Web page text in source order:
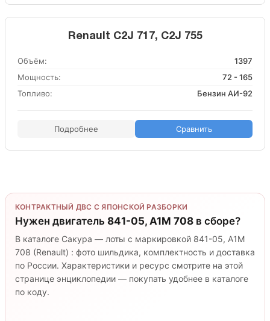
Renault C2J 717, C2J 755
Объём:
1397
Мощность:
72 - 165
Топливо:
Бензин АИ-92
Подробнее Сравнить
КОНТРАКТНЫЙ ДВС С ЯПОНСКОЙ РАЗБОРКИ
Нужен двигатель 841-05, A1M 708 в сборе?
В каталоге Сакура — лоты с маркировкой 841-05, A1M
708 (Renault) : фото шильдика, комплектность и доставка
по России. Характеристики и ресурс смотрите на этой
странице энциклопедии — покупать удобнее в каталоге
по коду.